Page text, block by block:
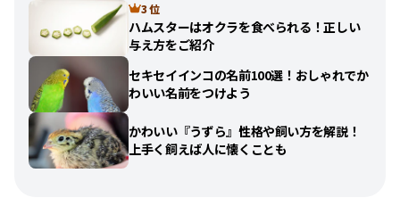
3 位
ハムスターはオクラを食べられる！正しい
与え方をご紹介
セキセイインコの名前100選！おしゃれでか
わいい名前をつけよう
かわいい『うずら』性格や飼い方を解説！
上手く飼えば人に懐くことも